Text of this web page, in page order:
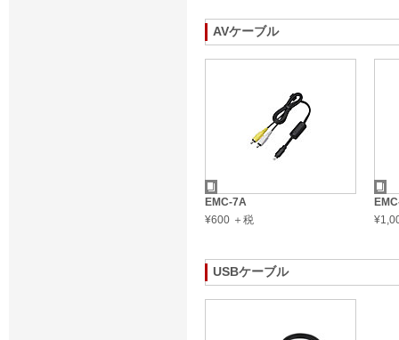
AVケーブル
EMC-7A
¥600 ＋税
USBケーブル